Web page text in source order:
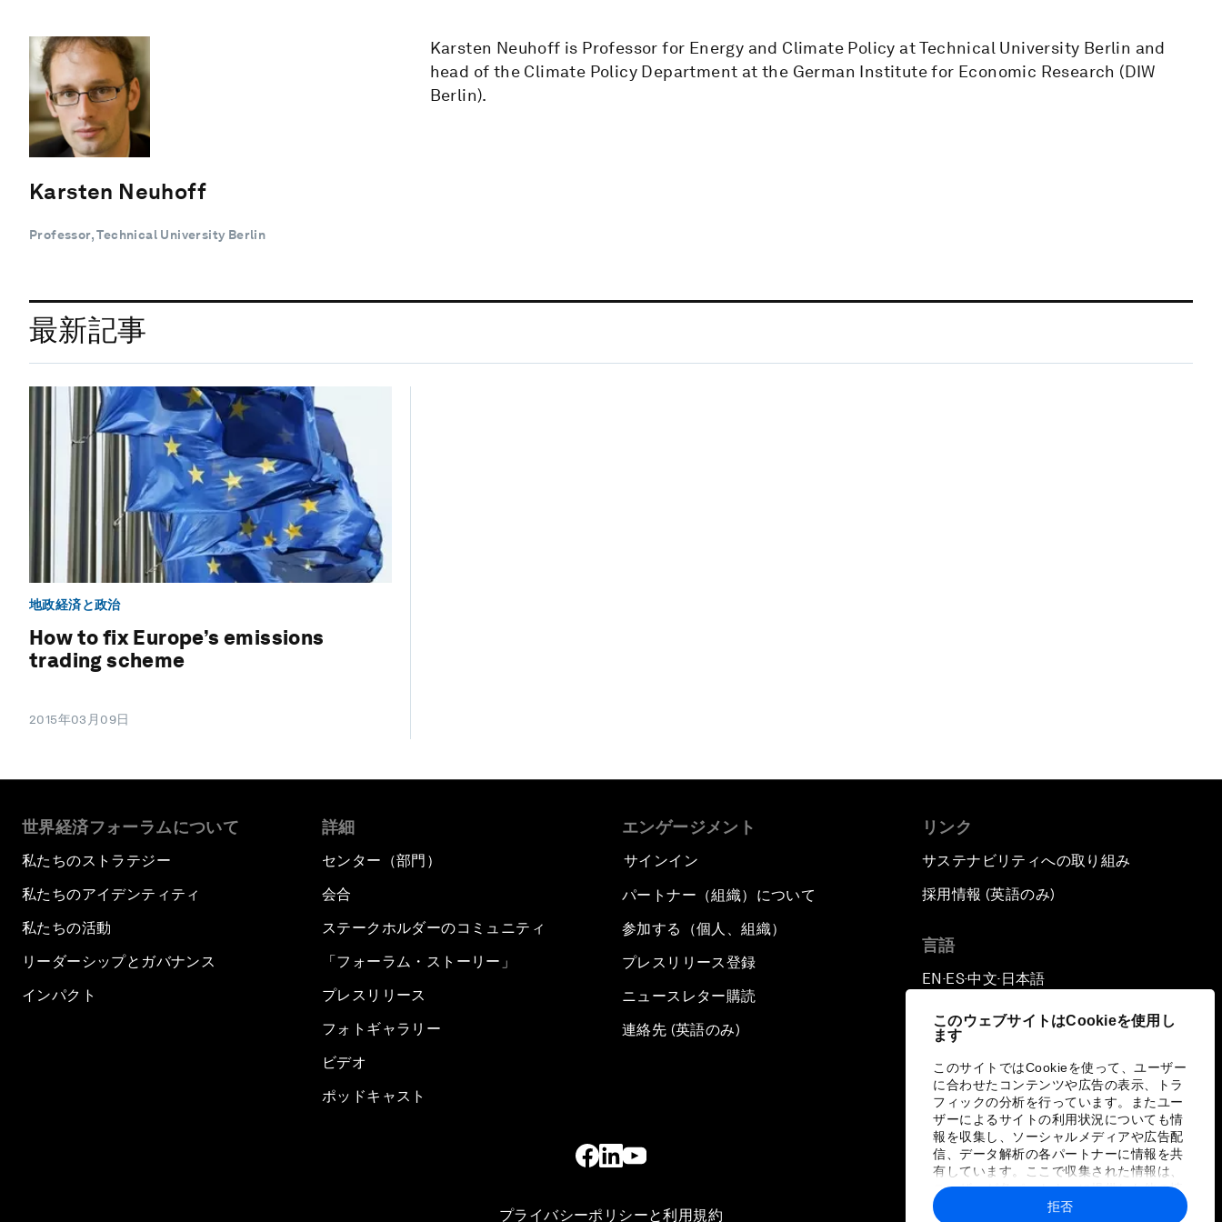
このウェブサイトはCookieを使用し
ます
このサイトではCookieを使って、ユーザー
に合わせたコンテンツや広告の表示、トラ
フィックの分析を行っています。またユー
ザーによるサイトの利用状況についても情
報を収集し、ソーシャルメディアや広告配
信、データ解析の各パートナーに情報を共
有しています。ここで収集された情報は、
ユーザーが各パートナーに提供した他の情
報や各パートナーのサービスを使用した際
拒否
Karsten Neuhoff
Professor, Technical University Berlin
Karsten Neuhoff is Professor for Energy and Climate Policy at Technical University Berlin and
head of the Climate Policy Department at the German Institute for Economic Research (DIW
Berlin).
最新記事
地政経済と政治
How to fix Europe’s emissions
trading scheme
2015年03月09日
世界経済フォーラムについて
私たちのストラテジー
私たちのアイデンティティ
私たちの活動
リーダーシップとガバナンス
インパクト
詳細
センター（部門）
会合
ステークホルダーのコミュニティ
「フォーラム・ストーリー」
プレスリリース
フォトギャラリー
ビデオ
ポッドキャスト
エンゲージメント
サインイン
パートナー（組織）について
参加する（個人、組織）
プレスリリース登録
ニュースレター購読
連絡先 (英語のみ)
リンク
サステナビリティへの取り組み
採用情報 (英語のみ)
言語
EN ▪ ES▪中文▪ 日本語
プライバシーポリシーと利用規約